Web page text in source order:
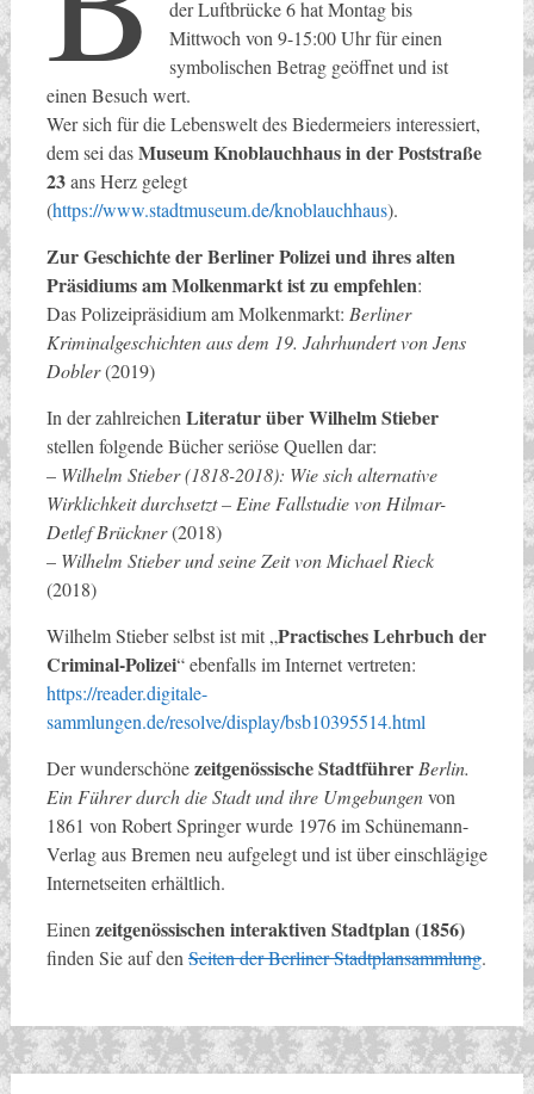
der Luftbrücke 6 hat Montag bis
Mittwoch von 9-15:00 Uhr für einen
symbolischen Betrag geöffnet und ist
einen Besuch wert.
Wer sich für die Lebenswelt des Biedermeiers interessiert,
dem sei dasMuseum Knoblauchhaus in der Poststraße
23ans Herz gelegt
(https://www.stadtmuseum.de/knoblauchhaus).
Zur Geschichte der Berliner Polizei und ihres alten
Präsidiums am Molkenmarkt ist zu empfehlen:
Das Polizeipräsidium am Molkenmarkt: Berliner
Kriminalgeschichten aus dem 19. Jahrhundert von Jens
Dobler(2019)
In der zahlreichen Literatur über Wilhelm Stieber
stellen folgende Bücher seriöse Quellen dar:
– Wilhelm Stieber (1818-2018): Wie sich alternative
Wirklichkeit durchsetzt – Eine Fallstudie von Hilmar-
Detlef Brückner(2018)
– Wilhelm Stieber und seine Zeit von Michael Rieck
(2018)
Wilhelm Stieber selbst ist mit „Practisches Lehrbuch der
Criminal-Polizei“ ebenfalls im Internet vertreten:
https://reader.digitale-
sammlungen.de/resolve/display/bsb10395514.html
Der wunderschönezeitgenössische Stadtführer Berlin.
Ein Führer durch die Stadt und ihre Umgebungenvon
1861 von Robert Springer wurde 1976 im Schünemann-
Verlag aus Bremen neu aufgelegt und ist über einschlägige
Internetseiten erhältlich.
Einen zeitgenössischen interaktiven Stadtplan (1856)
finden Sie auf den Seiten der Berliner Stadtplansammlung.